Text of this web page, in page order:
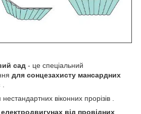
сад - це спеціальний
для сонцезахисту мансардних
віконних прорізів .
електродвигунах від провідних